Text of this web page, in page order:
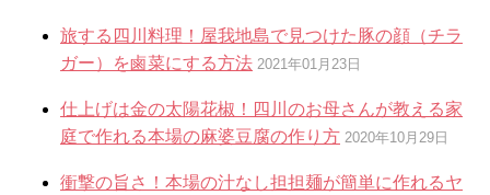
旅する四川料理！屋我地島で見つけた豚の顔（チラ
ガー）を鹵菜にする方法 2021年01月23日
仕上げは金の太陽花椒！四川のお母さんが教える家
庭で作れる本場の麻婆豆腐の作り方 2020年10月29日
衝撃の旨さ！本場の汁なし担担麺が簡単に作れるヤ